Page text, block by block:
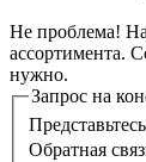
Не проблема! На
ассортимента.
нужно.
Запрос на
Представьтесь
Обратная